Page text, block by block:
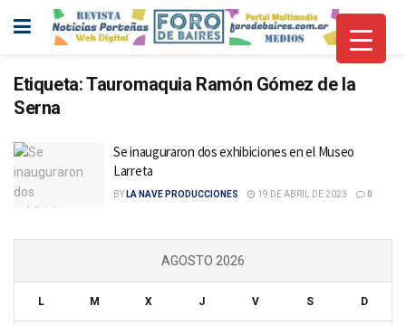
Etiqueta:Tauromaquia Ramón Gómez de la
Serna
Se inauguraron dos exhibiciones en el Museo
Larreta
BY LA NAVE PRODUCCIONES 19 DE ABRIL DE 2023 0
AGOSTO 2026
L M X J V S D